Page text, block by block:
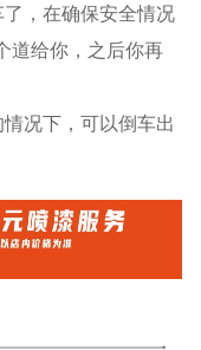
，在确保安全情况
道给你，之后你再
况下，可以倒车出